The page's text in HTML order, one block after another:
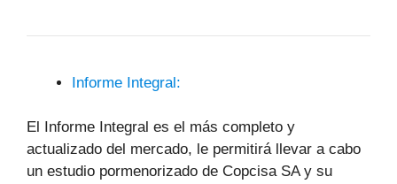
Informe Integral:
El Informe Integral es el más completo y
actualizado del mercado, le permitirá llevar a cabo
un estudio pormenorizado de Copcisa SA y su